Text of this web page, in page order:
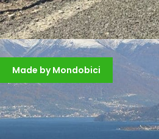
EUROPA-SPAGNA:I CALDI
CANARIE
2.200 €
Made by Mondobici